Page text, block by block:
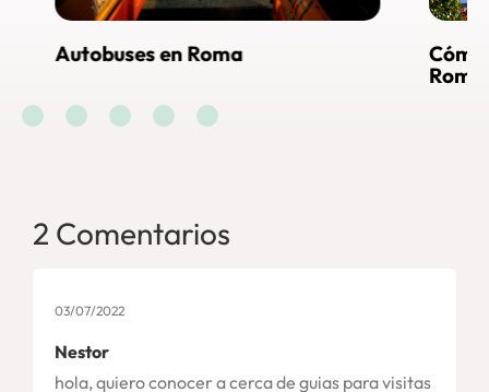
en Roma
Cómo
2 Comentarios
03/07/2022
Nestor
hola, quiero conocer a cerca de guias para visitas